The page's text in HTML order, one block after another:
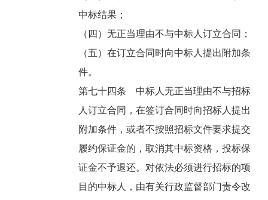
中标结果；
（四）无正当理由不与中标人订立合同；
（五）在订立合同时向中标人提出附加条
件。
第七十四条 中标人无正当理由不与招标
人订立合同，在签订合同时向招标人提出
附加条件，或者不按照招标文件要求提交
履约保证金的，取消其中标资格，投标保
证金不予退还。对依法必须进行招标的项
目的中标人，由有关行政监督部门责令改